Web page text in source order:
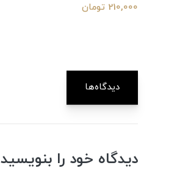
210,000 تومان
دیدگاه‌ها
دیدگاه خود را بنویسید